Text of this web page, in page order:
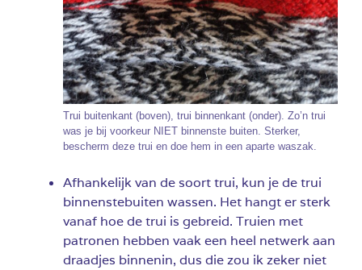
Trui buitenkant (boven), trui binnenkant (onder). Zo’n trui
was je bij voorkeur NIET binnenste buiten. Sterker,
bescherm deze trui en doe hem in een aparte waszak.
Afhankelijk van de soort trui, kun je de trui
binnenstebuiten wassen. Het hangt er sterk
vanaf hoe de trui is gebreid. Truien met
patronen hebben vaak een heel netwerk aan
draadjes binnenin, dus die zou ik zeker niet